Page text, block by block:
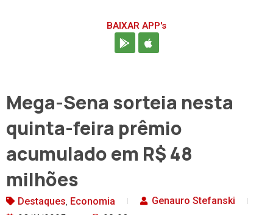
BAIXAR APP's
Mega-Sena sorteia nesta
quinta-feira prêmio
acumulado em R$ 48
milhões
Destaques, Economia Genauro Stefanski